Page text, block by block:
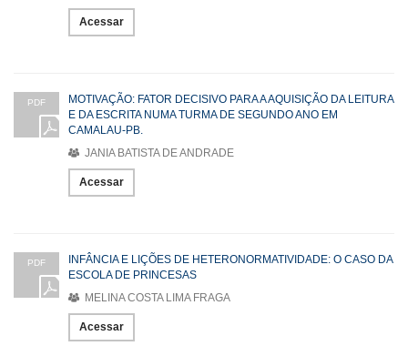
Acessar
PDF
MOTIVAÇÃO: FATOR DECISIVO PARA A AQUISIÇÃO DA LEITURA
E DA ESCRITA NUMA TURMA DE SEGUNDO ANO EM
CAMALAU-PB.
JANIA BATISTA DE ANDRADE
Acessar
PDF
INFÂNCIA E LIÇÕES DE HETERONORMATIVIDADE: O CASO DA
ESCOLA DE PRINCESAS
MELINA COSTA LIMA FRAGA
Acessar